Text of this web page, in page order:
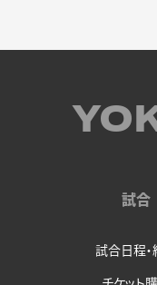
試合
試合日程・